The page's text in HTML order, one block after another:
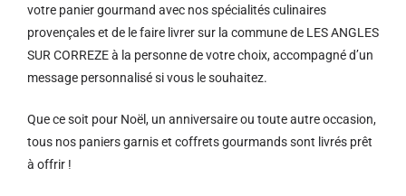
votre panier gourmand avec nos spécialités culinaires
provençales et de le faire livrer sur la commune de LES ANGLES
SUR CORREZE à la personne de votre choix, accompagné d’un
message personnalisé si vous le souhaitez.
Que ce soit pour Noël, un anniversaire ou toute autre occasion,
tous nos paniers garnis et coffrets gourmands sont livrés prêt
à offrir !